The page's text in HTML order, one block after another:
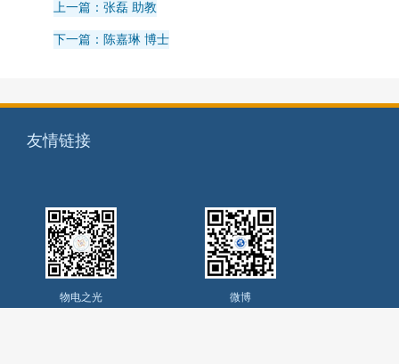
上一篇：张磊 助教
下一篇：陈嘉琳 博士
友情链接
物电之光 微博